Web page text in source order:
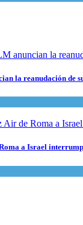
la reanudación de
a Israel